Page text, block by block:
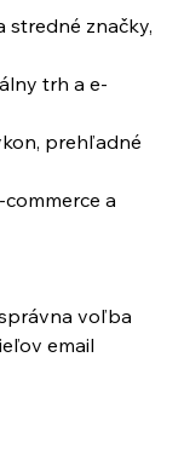
stredné značky,
trh a e-
prehľadné
a
voľba
email